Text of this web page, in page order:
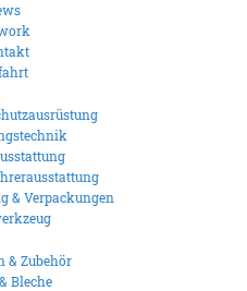
& Verpackungen
& Zubehör
Bleche